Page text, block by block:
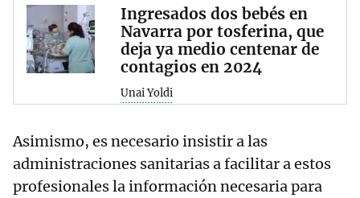
Ingresados dos bebés en
Navarra por tosferina, que
deja ya medio centenar de
contagios en 2024
Unai Yoldi
Asimismo, es necesario insistir a las
administraciones sanitarias a facilitar a estos
profesionales la información necesaria para